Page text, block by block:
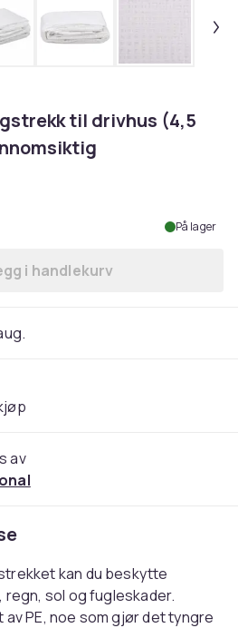
til drivhus (4,5
På lager
Legg vidaXL
i handlekurv
av
kan du beskytte
regn, sol og fugleskader.
PE, noe som gjør det tyngre